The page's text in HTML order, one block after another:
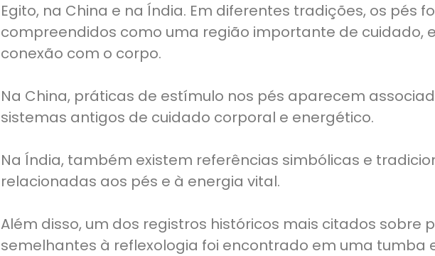
Egito, na China e na Índia. Em diferentes tradições, os pés
compreendidos como uma região importante de cuidado,
conexão com o corpo.
Na China, práticas de estímulo nos pés aparecem
sistemas antigos de cuidado corporal e energético.
Na Índia, também existem referências simbólicas e
relacionadas aos pés e à energia vital.
Além disso, um dos registros históricos mais citados sobre
semelhantes à reflexologia foi encontrado em uma tumba